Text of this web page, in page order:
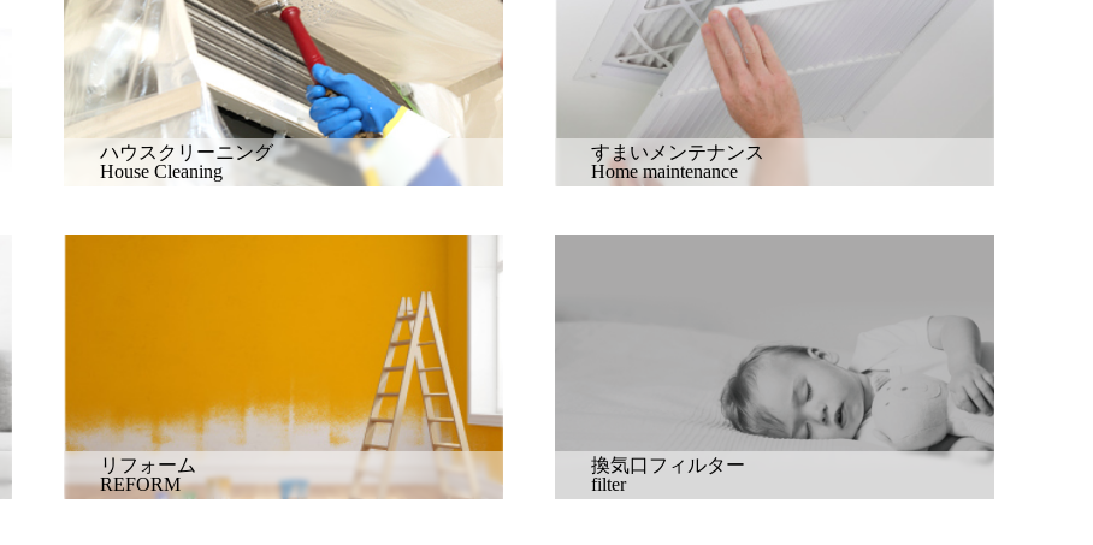
ハウスクリーニング
House Cleaning
すまいメンテナンス
Home maintenance
リフォーム
REFORM
換気口フィルター
filter